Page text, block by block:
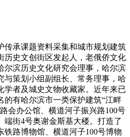
传承课题资料采集和城市规划建筑
历史文创街区发起人，老俄侨文化
尔滨历史文化研究会理事，哈尔滨
与策划小组副组长、常务理事，哈
学者及城史文物收藏家。近年来已
的有哈尔滨市一类保护建筑“江畔
会办公馆、横道河子振兴路100号
端街4号奥谢金斯基大楼。打造了
铁路博物馆、横道河子100号博物